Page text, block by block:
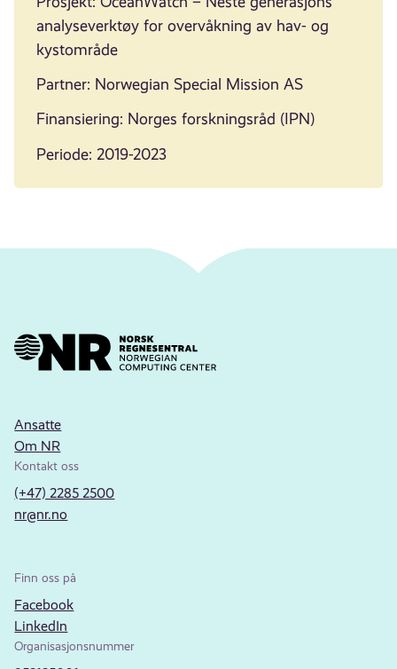
analyseverktøy for overvåkning av hav- og
kystområde
Partner: Norwegian Special Mission AS
Finansiering: Norges forskningsråd (IPN)
Periode: 2019-2023
Ansatte
Om NR
Kontakt oss
(+47) 2285 2500
nr@nr.no
Finn oss på
Facebook
LinkedIn
Organisasjonsnummer